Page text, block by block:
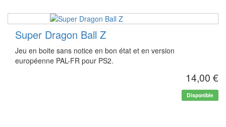
Super Dragon Ball Z
Jeu en boite sans notice en bon état et en version
européenne PAL-FR pour PS2.
14,00 €
Disponible